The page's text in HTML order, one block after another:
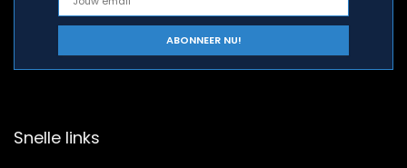
Snelle links